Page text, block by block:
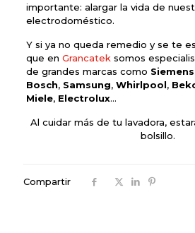
importante: alargar la vida de
electrodoméstico.
Y si ya no queda remedio y se te
que en Grancateksomos
de grandes marcas como Siemens
Bosch, Samsung, Whirlpool,
Miele, Electrolux…
Al cuidar más de tu lavadora,
bolsillo.
Compartir